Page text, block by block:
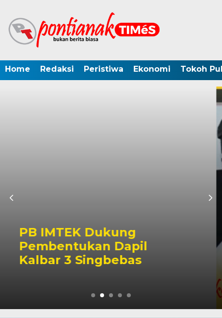
Home Redaksi Peristiwa Ekonomi Tokoh
Peluang Dapil DPR RI
Singbebas Terbuka
2029